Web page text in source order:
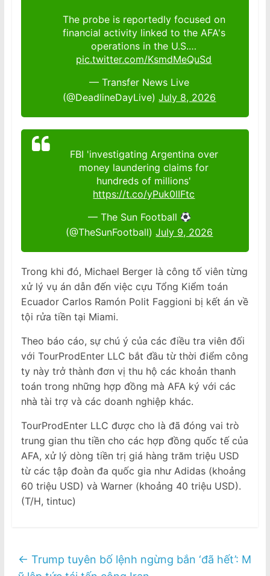
The probe is reportedly focused on
financial activity linked to the AFA's
operations in the U.S.…
pic.twitter.com/KsmdMeQuSd
— Transfer News Live
(@DeadlineDayLive)July 8, 2026
FBI 'investigating Argentina over
money laundering claims for
hundreds of millions'
https://t.co/yPuk0lIFtc
— The Sun Football
(@TheSunFootball)July 9, 2026
Trong khi đó, Michael Berger là công tố viên từng
xử lý vụ án dẫn đến việc cựu Tổng Kiểm toán
Ecuador Carlos Ramón Polit Faggioni bị kết án về
tội rửa tiền tại Miami.
Theo báo cáo, sự chú ý của các điều tra viên đối
với TourProdEnter LLC bắt đầu từ thời điểm công
ty này trở thành đơn vị thu hộ các khoản thanh
toán trong những hợp đồng mà AFA ký với các
nhà tài trợ và các doanh nghiệp khác.
TourProdEnter LLC được cho là đã đóng vai trò
trung gian thu tiền cho các hợp đồng quốc tế của
AFA, xử lý dòng tiền trị giá hàng trăm triệu USD
từ các tập đoàn đa quốc gia như Adidas (khoảng
60 triệu USD) và Warner (khoảng 40 triệu USD).
(T/H, tintuc)
← Trump tuyên bố lệnh ngừng bắn ‘đã hết’: M